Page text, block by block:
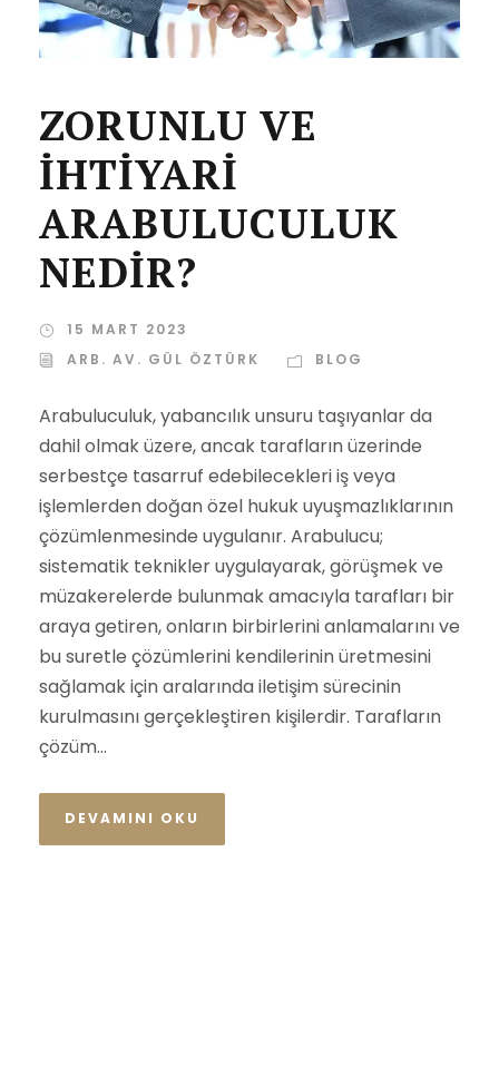
ZORUNLU VE
İHTİYARİ
ARABULUCULUK
NEDİR?
15 MART 2023
ARB. AV. GÜL ÖZTÜRK
BLOG
Arabuluculuk, yabancılık unsuru taşıyanlar da
dahil olmak üzere, ancak tarafların üzerinde
serbestçe tasarruf edebilecekleri iş veya
işlemlerden doğan özel hukuk uyuşmazlıklarının
çözümlenmesinde uygulanır. Arabulucu;
sistematik teknikler uygulayarak, görüşmek ve
müzakerelerde bulunmak amacıyla tarafları bir
araya getiren, onların birbirlerini anlamalarını ve
bu suretle çözümlerini kendilerinin üretmesini
sağlamak için aralarında iletişim sürecinin
kurulmasını gerçekleştiren kişilerdir. Tarafların
çözüm...
DEVAMINI OKU